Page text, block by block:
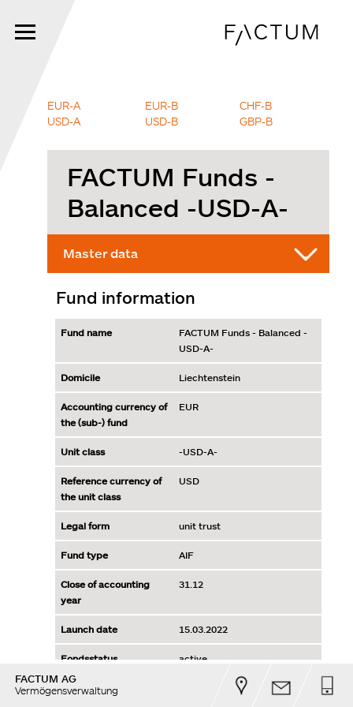
main
EUR-A EUR-B
CHF-B
USD-A
USD-B GBP-B
FACTUM AG
Vermögensverwaltung